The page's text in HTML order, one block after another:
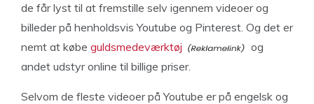
de får lyst til at fremstille selv igennem videoer og
billeder på henholdsvis Youtube og Pinterest. Og det er
nemt at købe guldsmedeværktøj
og
andet udstyr online til billige priser.
Selvom de fleste videoer på Youtube er på engelsk og